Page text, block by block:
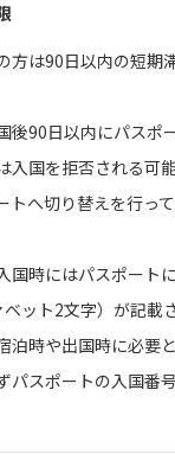
は90日以内の短期
後90日以内にパスポ
入国を拒否される可
トへ切り替えを行っ
国時にはパスポート
ット2文字）が記載
泊時や出国時に必要
パスポートの入国番